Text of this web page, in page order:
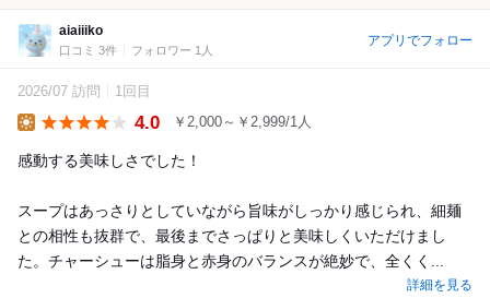
aiaiiiko
口コミ 3件 フォロワー 1人
アプリでフォロー
2026/07 訪問 1回目
4.0 ￥2,000～￥2,999/1人
感動する美味しさでした！
スープはあっさりとしていながら旨味がしっかり感じられ、細麺
との相性も抜群で、最後までさっぱりと美味しくいただけまし
た。チャーシューは脂身と赤身のバランスが絶妙で、全くく...
詳細を見る